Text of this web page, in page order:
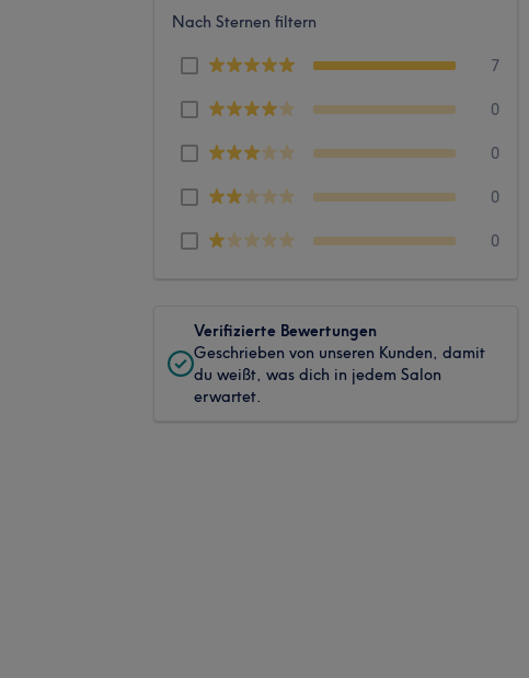
Nach Sternen filtern
7
0
0
0
0
Verifizierte Bewertungen
Geschrieben von unseren Kunden, damit
du weißt, was dich in jedem Salon
erwartet.